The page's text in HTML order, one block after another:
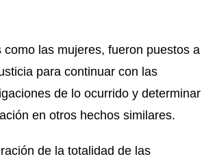
como las mujeres, fueron puestos a
para continuar con las
de lo ocurrido y determinar
en otros hechos similares.
de la totalidad de las